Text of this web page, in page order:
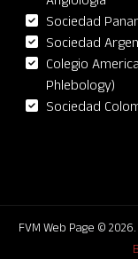
Sociedad
Sociedad
Colegio
Phlebology)
Sociedad
FVM Web Page ©